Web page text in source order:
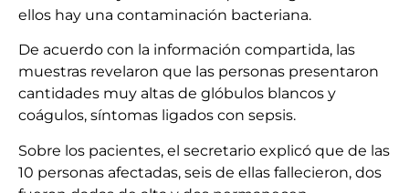
ellos hay una contaminación bacteriana.
De acuerdo con la información compartida, las
muestras revelaron que las personas presentaron
cantidades muy altas de glóbulos blancos y
coágulos, síntomas ligados con sepsis.
Sobre los pacientes, el secretario explicó que de las
10 personas afectadas, seis de ellas fallecieron, dos